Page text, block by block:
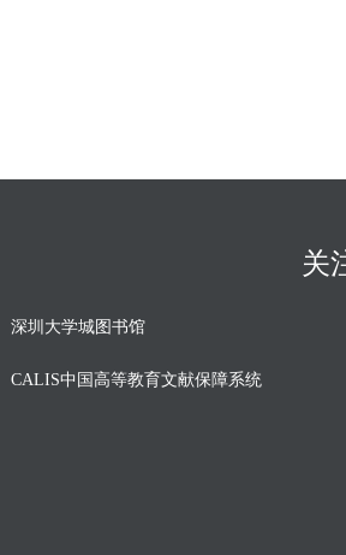
深圳大学城图书馆
CALIS中国高等教育文献保障系统
关